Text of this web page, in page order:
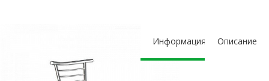
Информация Описание